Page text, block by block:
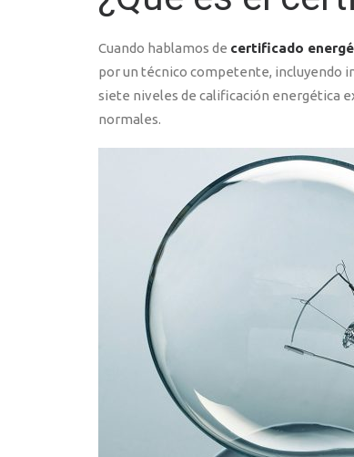
Cuando hablamos de certificado
por un técnico competente, incluyendo
siete niveles de calificación energética
normales.